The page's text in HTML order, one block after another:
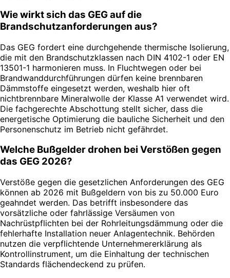
Wie wirkt sich das GEG auf die
Brandschutzanforderungen aus?
Das GEG fordert eine durchgehende thermische Isolierung,
die mit den Brandschutzklassen nach DIN 4102-1 oder EN
13501-1 harmonieren muss. In Fluchtwegen oder bei
Brandwanddurchführungen dürfen keine brennbaren
Dämmstoffe eingesetzt werden, weshalb hier oft
nichtbrennbare Mineralwolle der Klasse A1 verwendet wird.
Die fachgerechte Abschottung stellt sicher, dass die
energetische Optimierung die bauliche Sicherheit und den
Personenschutz im Betrieb nicht gefährdet.
Welche Bußgelder drohen bei Verstößen gegen
das GEG 2026?
Verstöße gegen die gesetzlichen Anforderungen des GEG
können ab 2026 mit Bußgeldern von bis zu 50.000 Euro
geahndet werden. Das betrifft insbesondere das
vorsätzliche oder fahrlässige Versäumen von
Nachrüstpflichten bei der Rohrleitungsdämmung oder die
fehlerhafte Installation neuer Anlagentechnik. Behörden
nutzen die verpflichtende Unternehmererklärung als
Kontrollinstrument, um die Einhaltung der technischen
Standards flächendeckend zu prüfen.